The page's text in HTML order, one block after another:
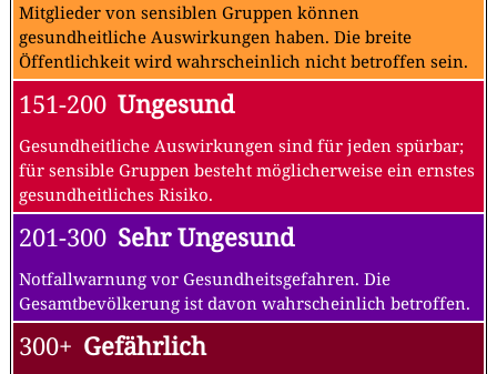
Mitglieder von sensiblen Gruppen können
gesundheitliche Auswirkungen haben. Die breite
Öffentlichkeit wird wahrscheinlich nicht betroffen sein.
151-200 Ungesund
Gesundheitliche Auswirkungen sind für jeden spürbar;
für sensible Gruppen besteht möglicherweise ein ernstes
gesundheitliches Risiko.
201-300 Sehr Ungesund
Notfallwarnung vor Gesundheitsgefahren. Die
Gesamtbevölkerung ist davon wahrscheinlich betroffen.
300+ Gefährlich